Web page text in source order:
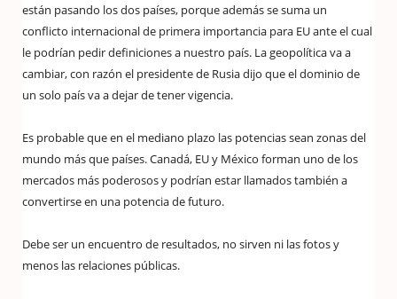
están pasando los dos países, porque además se suma un
conflicto internacional de primera importancia para EU ante el cual
le podrían pedir definiciones a nuestro país. La geopolítica va a
cambiar, con razón el presidente de Rusia dijo que el dominio de
un solo país va a dejar de tener vigencia.
Es probable que en el mediano plazo las potencias sean zonas del
mundo más que países. Canadá, EU y México forman uno de los
mercados más poderosos y podrían estar llamados también a
convertirse en una potencia de futuro.
Debe ser un encuentro de resultados, no sirven ni las fotos y
menos las relaciones públicas.